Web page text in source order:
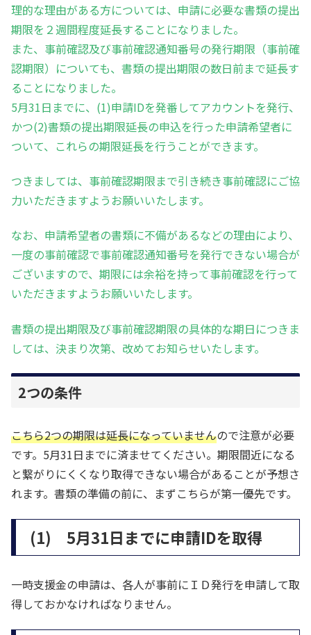
理的な理由がある方については、申請に必要な書類の提出
期限を２週間程度延長することになりました。
また、事前確認及び事前確認通知番号の発行期限（事前確
認期限）についても、書類の提出期限の数日前まで延長す
ることになりました。
5月31日までに、(1)申請IDを発番してアカウントを発行、
かつ(2)書類の提出期限延長の申込を行った申請希望者に
ついて、これらの期限延長を行うことができます。
つきましては、事前確認期限まで引き続き事前確認にご協
力いただきますようお願いいたします。
なお、申請希望者の書類に不備があるなどの理由により、
一度の事前確認で事前確認通知番号を発行できない場合が
ございますので、期限には余裕を持って事前確認を行って
いただきますようお願いいたします。
書類の提出期限及び事前確認期限の具体的な期日につきま
しては、決まり次第、改めてお知らせいたします。
2つの条件
こちら2つの期限は延長になっていませんので注意が必要
です。5月31日までに済ませてください。期限間近になる
と繋がりにくくなり取得できない場合があることが予想さ
れます。書類の準備の前に、まずこちらが第一優先です。
(1) 5月31日までに申請IDを取得
一時支援金の申請は、各人が事前にＩＤ発行を申請して取
得しておかなければなりません。